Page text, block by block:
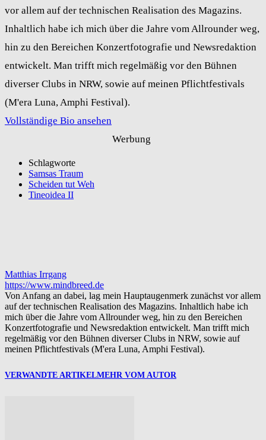
vor allem auf der technischen Realisation des Magazins.
Inhaltlich habe ich mich über die Jahre vom Allrounder weg,
hin zu den Bereichen Konzertfotografie und Newsredaktion
entwickelt. Man trifft mich regelmäßig vor den Bühnen
diverser Clubs in NRW, sowie auf meinen Pflichtfestivals
(M'era Luna, Amphi Festival).
Vollständige Bio ansehen
Werbung
Schlagworte
Samsas Traum
Scheiden tut Weh
Tineoidea II
Matthias Irrgang
https://www.mindbreed.de
Von Anfang an dabei, lag mein Hauptaugenmerk zunächst vor allem
auf der technischen Realisation des Magazins. Inhaltlich habe ich
mich über die Jahre vom Allrounder weg, hin zu den Bereichen
Konzertfotografie und Newsredaktion entwickelt. Man trifft mich
regelmäßig vor den Bühnen diverser Clubs in NRW, sowie auf
meinen Pflichtfestivals (M'era Luna, Amphi Festival).
VERWANDTE ARTIKELMEHR VOM AUTOR